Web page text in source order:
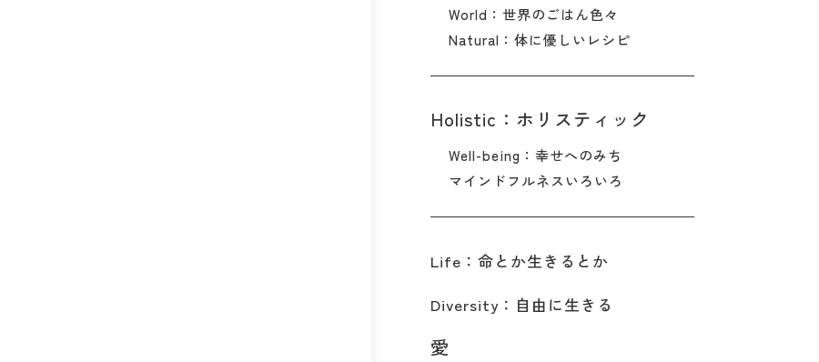
World：世界のごはん色々
Natural：体に優しいレシピ
Holistic：ホリスティック
Well-being：幸せへのみち
マインドフルネスいろいろ
Life：命とか生きるとか
Diversity：自由に生きる
愛